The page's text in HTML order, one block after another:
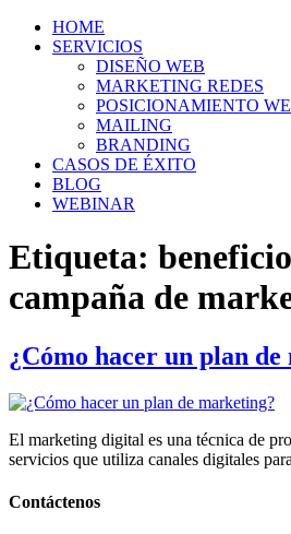
HOME
SERVICIOS
DISEÑO WEB
MARKETING REDES
POSICIONAMIENTO
MAILING
BRANDING
CASOS DE ÉXITO
BLOG
WEBINAR
Etiqueta:
campaña de
¿Cómo hacer un plan
El marketing digital es una técnica de
servicios que utiliza canales digitales
Contáctenos